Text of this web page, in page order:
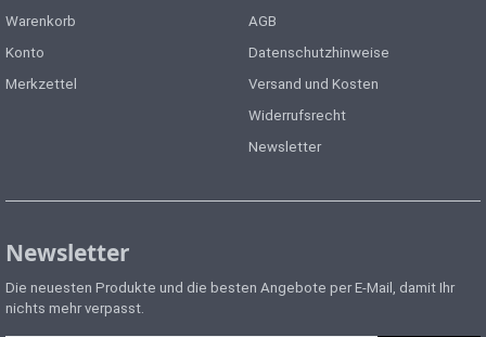
Warenkorb
Konto
Merkzettel
AGB
Datenschutzhinweise
Versand und Kosten
Widerrufsrecht
Newsletter
Newsletter
Die neuesten Produkte und die besten Angebote per E-Mail, damit Ihr
nichts mehr verpasst.